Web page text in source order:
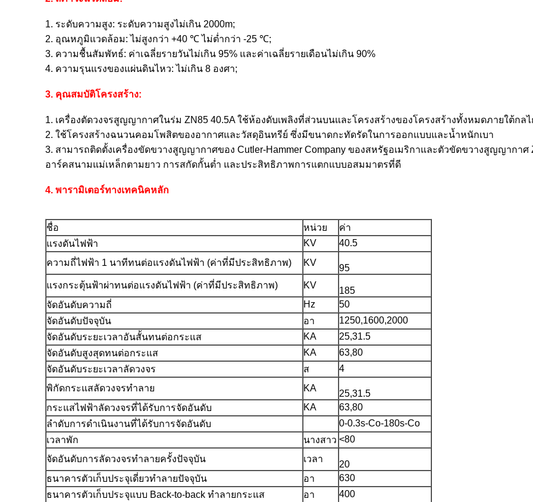
1. ระดับความสูง: ระดับความสูงไม่เกิน 2000m;
2. อุณหภูมิแวดล้อม: ไม่สูงกว่า +40 ℃ ไม่ต่ำกว่า -25 ℃;
3. ความชื้นสัมพัทธ์: ค่าเฉลี่ยรายวันไม่เกิน 95% และค่าเฉลี่ยรายเดือนไม่เกิน 90%
4. ความรุนแรงของแผ่นดินไหว: ไม่เกิน 8 องศา;
3. คุณสมบัติโครงสร้าง:
1. เครื่องตัดวงจรสูญญากาศในร่ม ZN85 40.5A ใช้ห้องดับเพลิงที่ส่วนบนและโครงสร้างของโครงสร้างทั้งหมดภายใต้กล
2. ใช้โครงสร้างฉนวนคอมโพสิตของอากาศและวัสดุอินทรีย์ ซึ่งมีขนาดกะทัดรัดในการออกแบบและน้ำหนักเบา
3. สามารถติดตั้งเครื่องขัดขวางสูญญากาศของ Cutler-Hammer Company ของสหรัฐอเมริกาและตัวขัดขวางสูญญากา
อาร์คสนามแม่เหล็กตามยาว การสกัดกั้นต่ำ และประสิทธิภาพการแตกแบบอสมมาตรที่ดี
4. พารามิเตอร์ทางเทคนิคหลัก
ชื่อ หน่วย
ค่า
แรงดันไฟฟ้า
KV
40.5
ความถี่ไฟฟ้า 1 นาทีทนต่อแรงดันไฟฟ้า (ค่าที่มีประสิทธิภาพ)
KV
95
แรงกระตุ้นฟ้าผ่าทนต่อแรงดันไฟฟ้า (ค่าที่มีประสิทธิภาพ)
KV
185
จัดอันดับความถี่
Hz
50
จัดอันดับปัจจุบัน
อา
1250,1600,2000
จัดอันดับระยะเวลาอันสั้นทนต่อกระแส
KA
25,31.5
จัดอันดับสูงสุดทนต่อกระแส
KA
63,80
จัดอันดับระยะเวลาลัดวงจร
ส
4
พิกัดกระแสลัดวงจรทำลาย
KA
25,31.5
กระแสไฟฟ้าลัดวงจรที่ได้รับการจัดอันดับ
KA
63,80
ลำดับการดำเนินงานที่ได้รับการจัดอันดับ
0-0.3s-Co-180s-Co
เวลาพัก
นางสาว <80
จัดอันดับการลัดวงจรทำลายครั้งปัจจุบัน
เวลา
20
ธนาคารตัวเก็บประจุเดี่ยวทำลายปัจจุบัน
อา
630
ธนาคารตัวเก็บประจุแบบ Back-to-back ทำลายกระแส
อา
400